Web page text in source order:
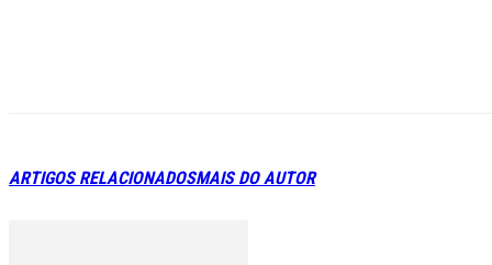
ARTIGOS RELACIONADOSMAIS DO AUTOR